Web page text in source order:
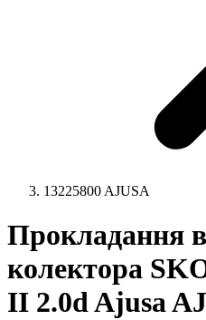
13225800 AJUSA
Прокладання
колектора
II 2.0d Ajusa